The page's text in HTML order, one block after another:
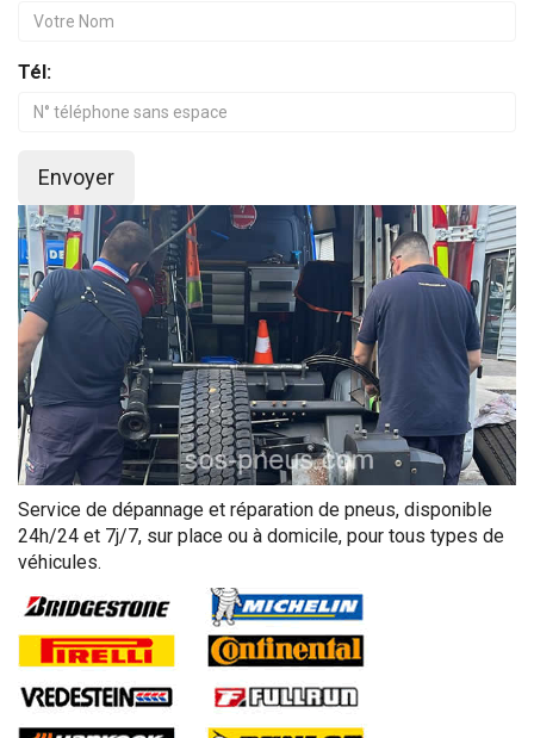
Tél:
Envoyer
Service de dépannage et réparation de pneus, disponible
24h/24 et 7j/7, sur place ou à domicile, pour tous types de
véhicules.